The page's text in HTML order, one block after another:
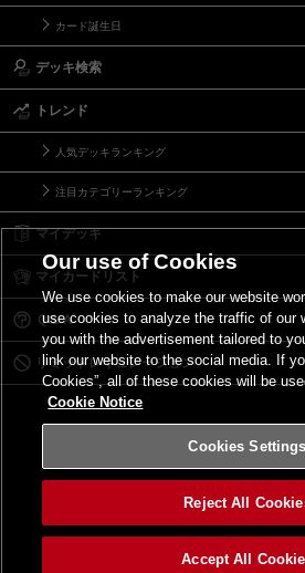
カード誕生日
デッキ検索
トレンド
人気デッキランキング
注目カテゴリーランキング
マイデッキ
マイカードリスト
Ｑ＆Ａ
リミットレギュレーション
サイ
Our use of Cookies
We use cookies to make our website
use cookies to analyze the traffic of our
you with the advertisement tailored to
link our website to the social media. If
Cookies”, all of these cookies will be
Cookie Notice
Cookies Settings
Reject All
Accept All